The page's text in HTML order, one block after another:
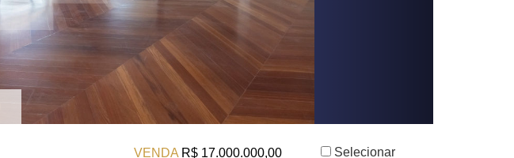
VENDA R$ 17.000.000,00 Selecionar